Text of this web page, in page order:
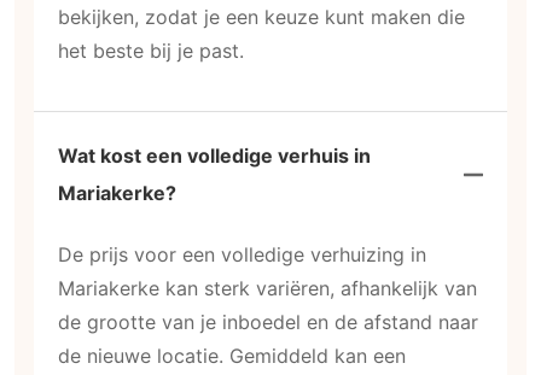
bekijken, zodat je een keuze kunt maken die
het beste bij je past.
Wat kost een volledige verhuis in
Mariakerke?
De prijs voor een volledige verhuizing in
Mariakerke kan sterk variëren, afhankelijk van
de grootte van je inboedel en de afstand naar
de nieuwe locatie. Gemiddeld kan een